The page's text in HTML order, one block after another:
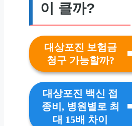
이 클까?
대상포진 보험금
청구 가능할까?
대상포진 백신 접
종비, 병원별로 최
대 15배 차이